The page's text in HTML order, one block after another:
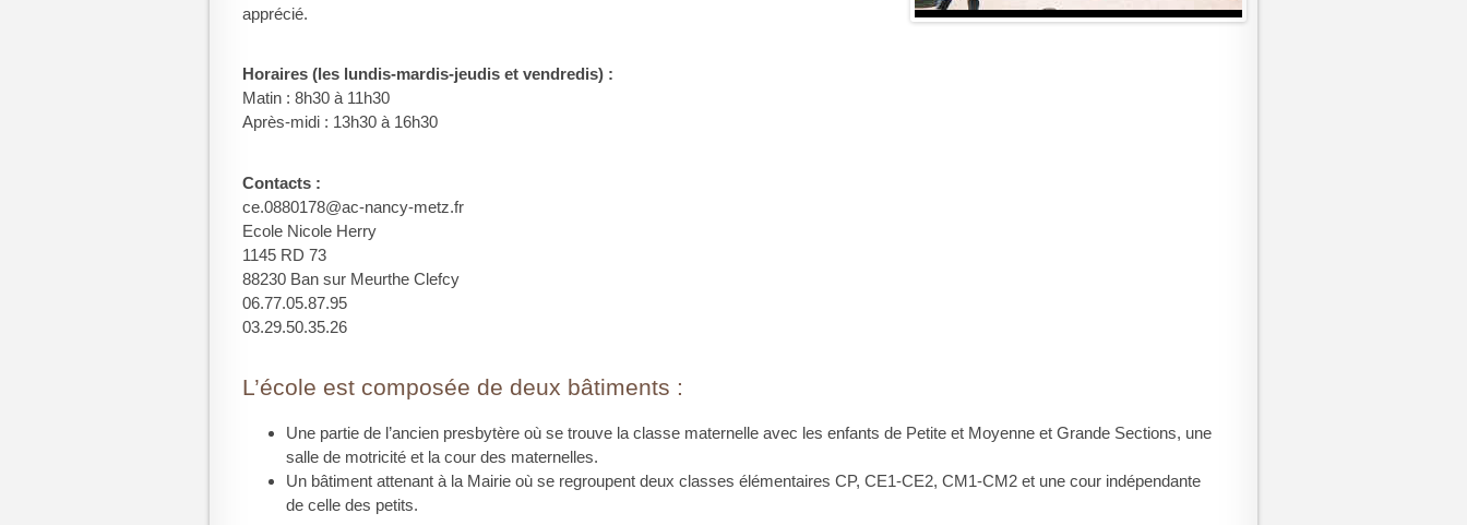
apprécié.
Horaires (les lundis-mardis-jeudis et vendredis) :
Matin : 8h30 à 11h30
Après-midi : 13h30 à 16h30
Contacts :
ce.0880178@ac-nancy-metz.fr
Ecole Nicole Herry
1145 RD 73
88230 Ban sur Meurthe Clefcy
06.77.05.87.95
03.29.50.35.26
L’école est composée de deux bâtiments :
Une partie de l’ancien presbytère où se trouve la classe maternelle avec les enfants de Petite et Moyenne et Grande Sections, une
salle de motricité et la cour des maternelles.
Un bâtiment attenant à la Mairie où se regroupent deux classes élémentaires CP, CE1-CE2, CM1-CM2 et une cour indépendante
de celle des petits.